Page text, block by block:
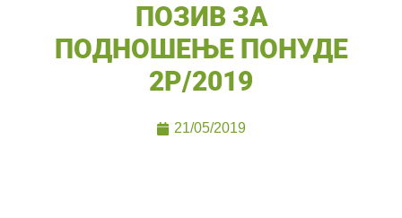
ПОЗИВ ЗА
ПОДНОШЕЊЕ ПОНУДЕ
2Р/2019
21/05/2019